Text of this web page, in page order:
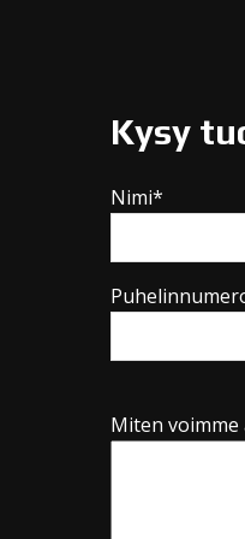
Kysy
Nimi*
Miten voimme